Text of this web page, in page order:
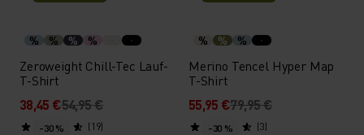
% % % %
Zeroweight Chill-Tec Lauf-
T-Shirt
38,45 €54,95 €
(19)
% % %
Merino Tencel Hyper Map
T-Shirt
55,95 €79,95 €
(3)
-30 %
-30 %